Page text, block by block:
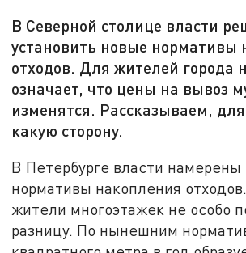
В Северной столице власти
установить новые нормативы
отходов. Для жителей города
означает, что цены на вывоз
изменятся. Рассказываем,
какую сторону.
В Петербурге власти намерены
нормативы накопления
жители многоэтажек не особо
разницу. По нынешним